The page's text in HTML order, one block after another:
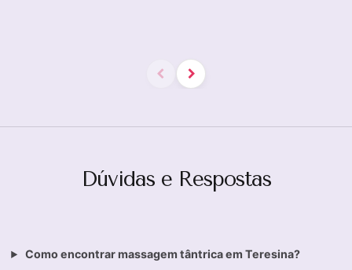
Dúvidas e Respostas
Como encontrar massagem tântrica em Teresina?